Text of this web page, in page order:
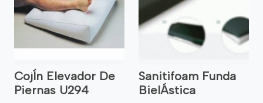
CojÍn Elevador De
Piernas U294
Sanitifoam Funda
BielÁstica